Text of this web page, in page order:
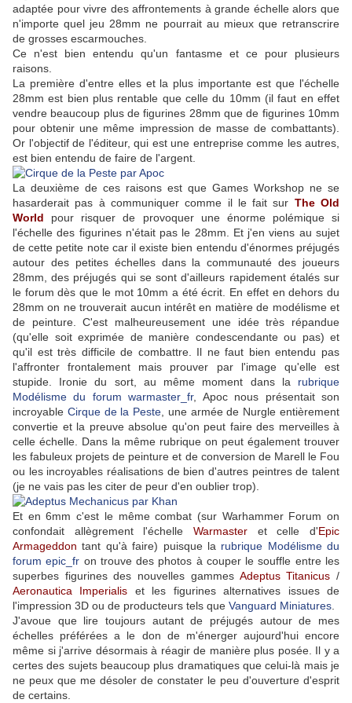
adaptée pour vivre des affrontements à grande échelle alors que
n'importe quel jeu 28mm ne pourrait au mieux que retranscrire
de grosses escarmouches.
Ce n'est bien entendu qu'un fantasme et ce pour plusieurs
raisons.
La première d'entre elles et la plus importante est que l'échelle
28mm est bien plus rentable que celle du 10mm (il faut en effet
vendre beaucoup plus de figurines 28mm que de figurines 10mm
pour obtenir une même impression de masse de combattants).
Or l'objectif de l'éditeur, qui est une entreprise comme les autres,
est bien entendu de faire de l'argent.
La deuxième de ces raisons est que Games Workshop ne se
hasarderait pas à communiquer comme il le fait sur The Old
World pour risquer de provoquer une énorme polémique si
l'échelle des figurines n'était pas le 28mm. Et j'en viens au sujet
de cette petite note car il existe bien entendu d'énormes préjugés
autour des petites échelles dans la communauté des joueurs
28mm, des préjugés qui se sont d'ailleurs rapidement étalés sur
le forum dès que le mot 10mm a été écrit. En effet en dehors du
28mm on ne trouverait aucun intérêt en matière de modélisme et
de peinture. C'est malheureusement une idée très répandue
(qu'elle soit exprimée de manière condescendante ou pas) et
qu'il est très difficile de combattre. Il ne faut bien entendu pas
l'affronter frontalement mais prouver par l'image qu'elle est
stupide. Ironie du sort, au même moment dans la rubrique
Modélisme du forum warmaster_fr, Apoc nous présentait son
incroyable Cirque de la Peste , une armée de Nurgle entièrement
convertie et la preuve absolue qu'on peut faire des merveilles à
celle échelle. Dans la même rubrique on peut également trouver
les fabuleux projets de peinture et de conversion de Marell le Fou
ou les incroyables réalisations de bien d'autres peintres de talent
(je ne vais pas les citer de peur d'en oublier trop).
Et en 6mm c'est le même combat (sur Warhammer Forum on
confondait allègrement l'échelle Warmaster et celle d'Epic
Armageddon tant qu'à faire) puisque la rubrique Modélisme du
forum epic_fr on trouve des photos à couper le souffle entre les
superbes figurines des nouvelles gammes Adeptus Titanicus /
Aeronautica Imperialis et les figurines alternatives issues de
l'impression 3D ou de producteurs tels que Vanguard Miniatures
J'avoue que lire toujours autant de préjugés autour de mes
échelles préférées a le don de m'énerger aujourd'hui encore
même si j'arrive désormais à réagir de manière plus posée. Il y a
certes des sujets beaucoup plus dramatiques que celui-là mais je
ne peux que me désoler de constater le peu d'ouverture d'esprit
de certains.